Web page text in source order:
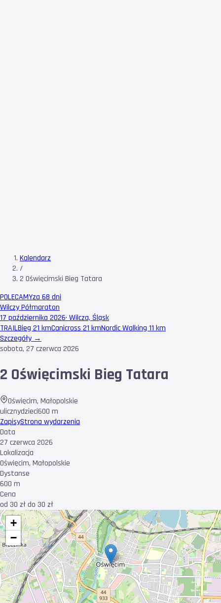
Kalendarz
/
2 Oświęcimski Bieg Tatara
POLECAMYza 68 dni
Wilczy Półmaraton
17 października 2026· Wilcza, Śląsk
TRAILBieg 21 kmCanicross 21 kmNordic Walking 11 km
Szczegóły →
sobota, 27 czerwca 2026
2 Oświęcimski Bieg Tatara
Oświęcim, Małopolskie
ulicznydzieci600 m
ZapisyStrona wydarzenia
Data
27 czerwca 2026
Lokalizacja
Oświęcim, Małopolskie
Dystanse
600 m
Cena
od 30 zł do 30 zł
+
−